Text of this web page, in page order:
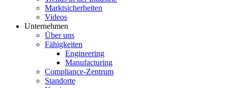
Marktsicherheiten
Videos
Unternehmen
Über uns
Fähigkeiten
Engineering
Manufacturing
Compliance-Zentrum
Standorte